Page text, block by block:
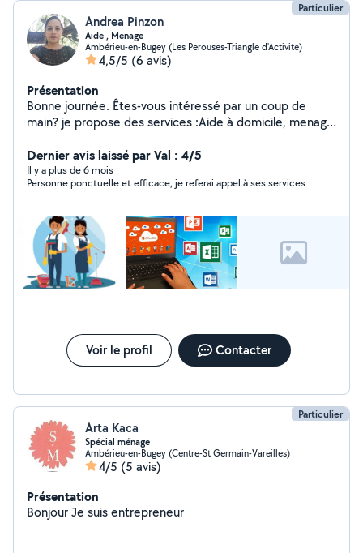
Particulier
Andrea Pinzon
Aide , Menage
Ambérieu-en-Bugey (Les Perouses-Triangle d'Activite)
4,5/5 (6 avis)
Présentation
Bonne journée. Êtes-vous intéressé par un coup de
main? je propose des services :Aide à domicile, menage
uber et plus de services. Merci pour votre temps
Dernier avis laissé par Val : 4/5
Il y a plus de 6 mois
Personne ponctuelle et efficace, je referai appel à ses services.
Voir le profil Contacter
Particulier
Arta Kaca
Spécial ménage
Ambérieu-en-Bugey (Centre-St Germain-Vareilles)
4/5 (5 avis)
Présentation
Bonjour Je suis entrepreneur